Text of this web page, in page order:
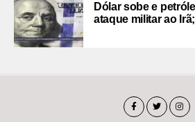
Dólar sobe e
ataque militar ao